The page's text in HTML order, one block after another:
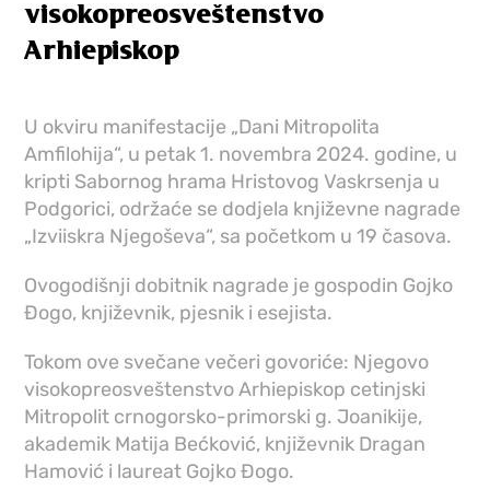
visokopreosveštenstvo
Arhiepiskop
U okviru manifestacije „Dani Mitropolita
Amfilohija“, u petak 1. novembra 2024. godine, u
kripti Sabornog hrama Hristovog Vaskrsenja u
Podgorici, održaće se dodjela književne nagrade
„Izviiskra Njegoševa“, sa početkom u 19 časova.
Ovogodišnji dobitnik nagrade je gospodin Gojko
Đogo, književnik, pjesnik i esejista.
Tokom ove svečane večeri govoriće: Njegovo
visokopreosveštenstvo Arhiepiskop cetinjski
Mitropolit crnogorsko-primorski g. Joanikije,
akademik Matija Bećković, književnik Dragan
Hamović i laureat Gojko Đogo.